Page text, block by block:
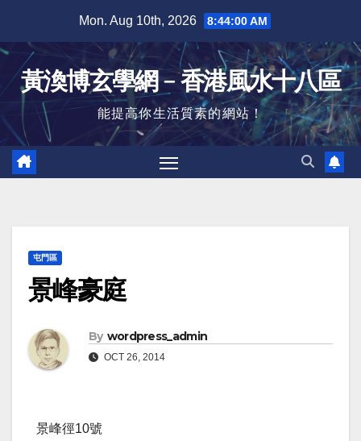
content
Mon. Aug 10th, 2026 8:44:01 AM
黃渙博玄學網﹣香港風水十八區
能提高你生活質素的網站！
屯門區
景峰豪庭
By wordpress_admin
OCT 26, 2014
景峰徑10號